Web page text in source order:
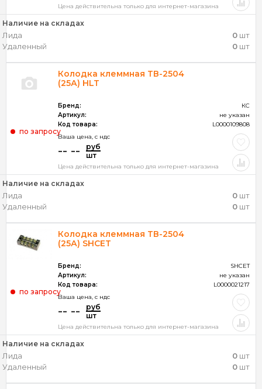
Цена действительна только для интернет-магазина
Наличие на складах
Лида 0 шт
Удаленный
0 шт
Колодка клеммная ТВ-2504
(25А) HLT
Бренд:
КС
Артикул:
не указан
Код товара:
L0000109808
Ваша цена, c ндс
-- --
руб
шт
по запросу
Цена действительна только для интернет-магазина
Наличие на складах
Лида 0 шт
Удаленный
0 шт
Колодка клеммная ТВ-2504
(25А) SHCET
Бренд:
SHCET
Артикул:
не указан
Код товара:
L0000021217
Ваша цена, c ндс
-- --
руб
шт
по запросу
Цена действительна только для интернет-магазина
Наличие на складах
Лида 0 шт
Удаленный
0 шт